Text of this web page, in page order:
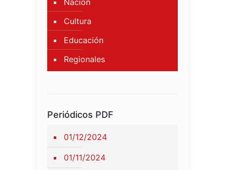
Cultura
Educación
Regionales
Periódicos PDF
01/12/2024
01/11/2024